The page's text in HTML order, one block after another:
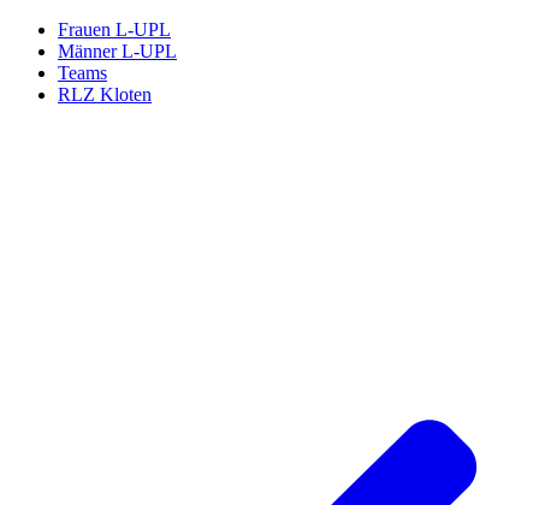
Frauen L-UPL
Männer L-UPL
Teams
RLZ Kloten